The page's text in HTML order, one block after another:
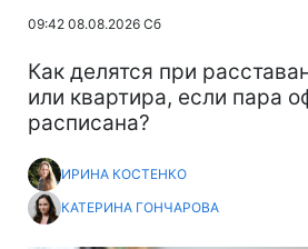
09:42 08.08.2026 Сб
Как делятся при
или квартира, если пара
расписана?
ИРИНА КОСТЕНКО
КАТЕРИНА ГОНЧАРОВА